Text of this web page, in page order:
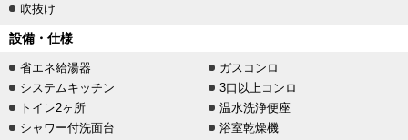
吹抜け
設備・仕様
省エネ給湯器
ガスコンロ
システムキッチン
3口以上コンロ
トイレ2ヶ所
温水洗浄便座
シャワー付洗面台
浴室乾燥機